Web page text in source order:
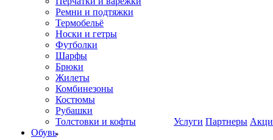
Ремни и подтяжки
Термобельё
Носки и гетры
Футболки
Шарфы
Брюки
Жилеты
Комбинезоны
Костюмы
Рубашки
Толстовки и кофты
Обувь
Услуги Партнеры